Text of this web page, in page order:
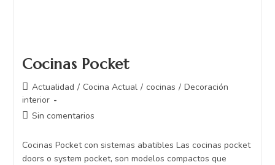
Cocinas Pocket
Actualidad / Cocina Actual / cocinas / Decoración
interior
Sin comentarios
Cocinas Pocket con sistemas abatibles Las cocinas pocket
doors o system pocket, son modelos compactos que